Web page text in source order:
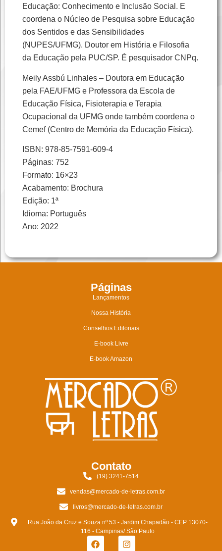
Educação: Conhecimento e Inclusão Social. E
coordena o Núcleo de Pesquisa sobre Educação
dos Sentidos e das Sensibilidades
(NUPES/UFMG). Doutor em História e Filosofia
da Educação pela PUC/SP. É pesquisador CNPq.
Meily Assbú Linhales – Doutora em Educação
pela FAE/UFMG e Professora da Escola de
Educação Física, Fisioterapia e Terapia
Ocupacional da UFMG onde também coordena o
Cemef (Centro de Memória da Educação Física).
ISBN: 978-85-7591-609-4
Páginas: 752
Formato: 16×23
Acabamento: Brochura
Edição: 1ª
Idioma: Português
Ano: 2022
Páginas
Lançamentos
Nossa História
Conselhos Editoriais
E-book Livre
E-book Amazon
Contato
(19) 3241-7514
vendas@mercado-de-letras.com.br
livros@mercado-de-letras.com.br
Rua João da Cruz e Souza nº 53 - Jardim Chapadão - CEP 13070-
116 - Campinas/ São Paulo